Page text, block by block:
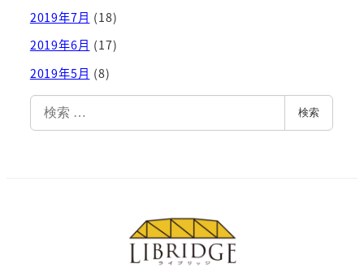
2019年7月 (18)
2019年6月 (17)
2019年5月 (8)
検
索
検索